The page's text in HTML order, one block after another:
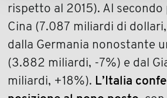
rispetto al 2015). Al
Cina (7.087 miliardi di
dalla Germania nonostante
(3.882 miliardi, -7%) e dal
miliardi, +18%). L’Italia